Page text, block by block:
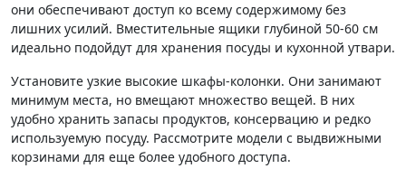
они обеспечивают доступ ко всему содержимому без
лишних усилий. Вместительные ящики глубиной 50-60 см
идеально подойдут для хранения посуды и кухонной утвари.
Установите узкие высокие шкафы-колонки. Они занимают
минимум места, но вмещают множество вещей. В них
удобно хранить запасы продуктов, консервацию и редко
используемую посуду. Рассмотрите модели с выдвижными
корзинами для еще более удобного доступа.